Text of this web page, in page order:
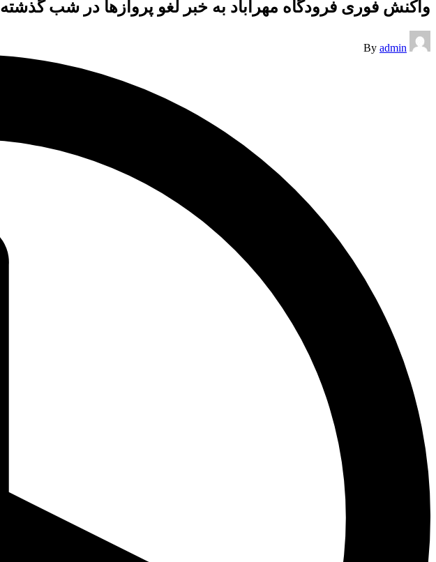
واکنش فوری فرودگاه مهرآباد به خبر لغو پروازها در شب گذشته
Posted
by
By admin